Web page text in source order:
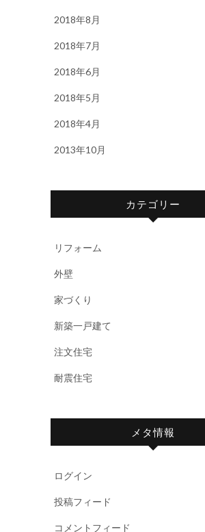
2018年8月
2018年7月
2018年6月
2018年5月
2018年4月
2013年10月
カテゴリー
リフォーム
外壁
家づくり
新築一戸建て
注文住宅
耐震住宅
メタ情報
ログイン
投稿フィード
コメントフィード